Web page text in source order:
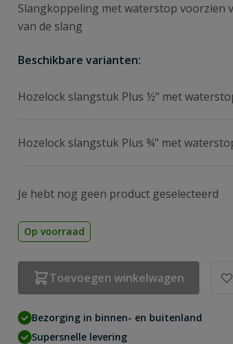
Slangkoppeling met waterstop voorzien
van de slang
Beschikbare varianten:
Hozelock slangstuk Plus ½" met
Hozelock slangstuk Plus ¾" met
Je hebt nog geen product geselecteerd
Op voorraad
Toevoegen winkelwagen
Bezorging in binnen- en buitenland
Supersnelle levering